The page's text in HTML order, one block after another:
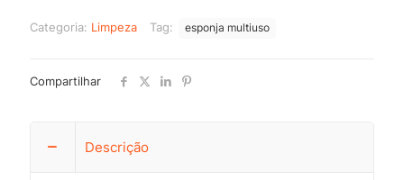
Categoria: Limpeza Tag: esponja multiuso
Compartilhar
Descrição